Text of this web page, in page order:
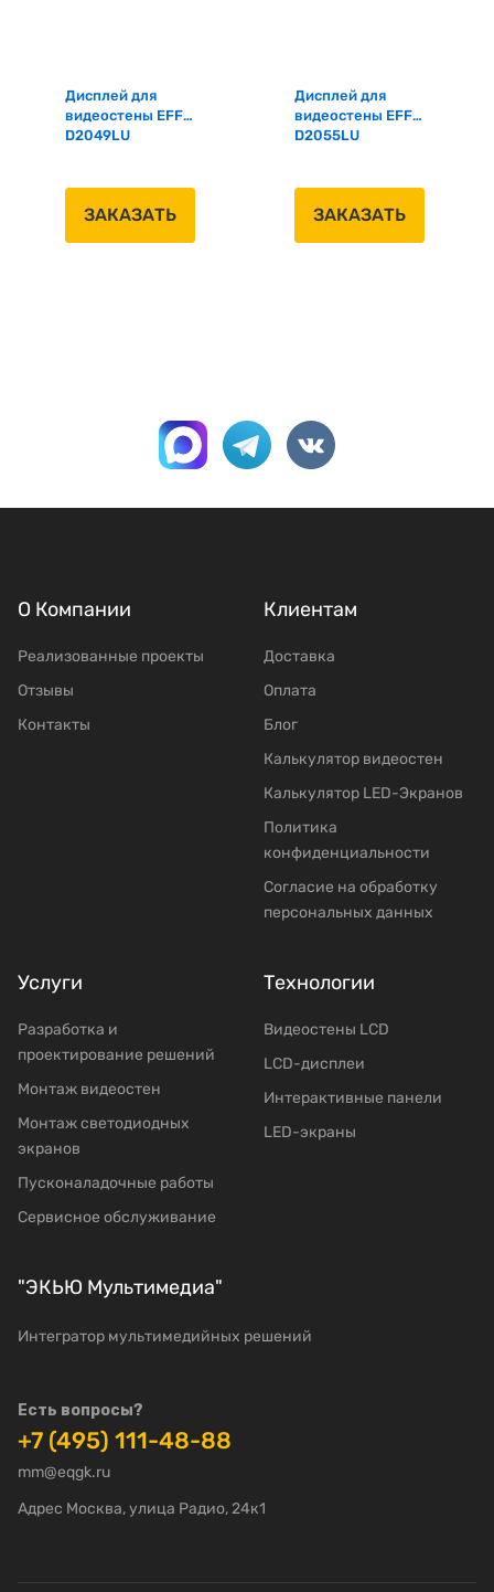
Дисплей для
видеостены EFF-
D2049LU
ЗАКАЗАТЬ
Дисплей для
видеостены EFF-
D2055LU
ЗАКАЗАТЬ
О Компании
Реализованные проекты
Отзывы
Контакты
Клиентам
Доставка
Оплата
Блог
Калькулятор видеостен
Калькулятор LED-Экранов
Политика
конфиденциальности
Согласие на обработку
персональных данных
Услуги
Разработка и
проектирование решений
Mонтаж видеостен
Moнтаж светодиодных
экранов
Пусконаладочные работы
Сервисное обслуживание
Технологии
Видеостены LCD
LCD-дисплеи
Интерактивные панели
LED-экраны
"ЭКЬЮ Мультимедиа"
Интегратор мультимедийных решений
Есть вопросы?
+7 (495) 111-48-88
mm@eqgk.ru
Адрес Москва, улица Радио, 24к1